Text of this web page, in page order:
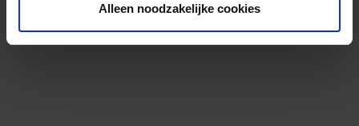
Alleen noodzakelijke cookies